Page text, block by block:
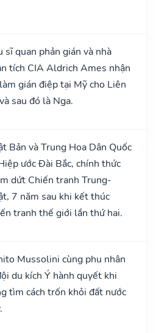
sĩ quan phản gián và nhà
tích CIA Aldrich Ames nhận
gián điệp tại Mỹ cho Liên
sau đó là Nga.
Bản và Trung Hoa Dân Quốc
ước Đài Bắc, chính thức
dứt Chiến tranh Trung-
7 năm sau khi kết thúc
tranh thế giới lần thứ hai.
Mussolini cùng phu nhân
du kích Ý hành quyết khi
tìm cách trốn khỏi đất nước